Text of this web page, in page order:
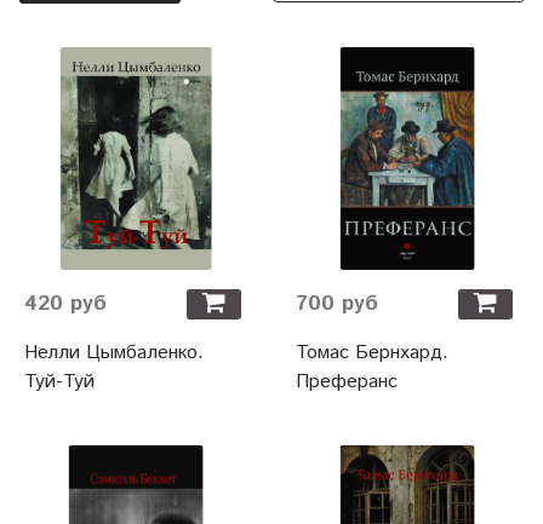
420 руб
Нелли Цымбаленко.
Туй-Туй
700 руб
Томас Бернхард.
Преферанс